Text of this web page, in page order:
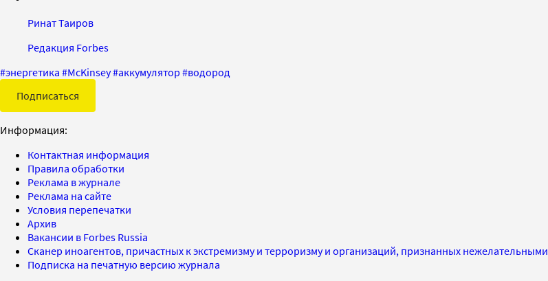
Ринат Таиров
Редакция Forbes
#энергетика #McKinsey#аккумулятор #водород
Подписаться
Информация:
Контактная информация
Правила обработки
Реклама в журнале
Реклама на сайте
Условия перепечатки
Архив
Вакансии в Forbes Russia
Сканер иноагентов, причастных к экстремизму и терроризму и организаций, признанных нежелательными
Подписка на печатную версию журнала